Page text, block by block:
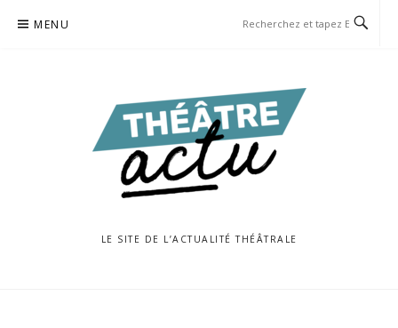
MENU
LE SITE DE L’ACTUALITÉ THÉÂTRALE